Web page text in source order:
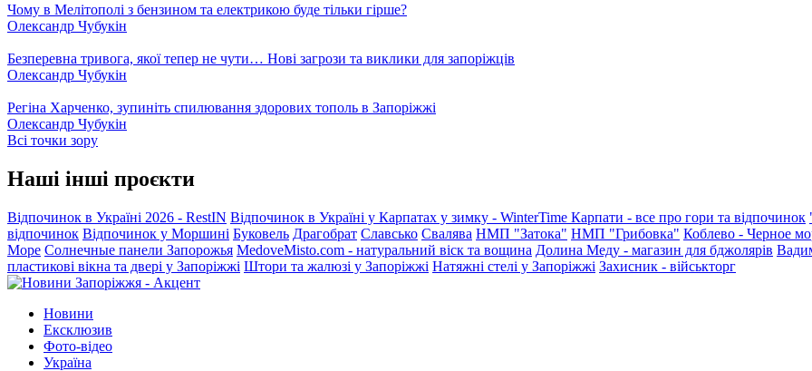
Чому в Мелітополі з бензином та електрикою буде тільки гірше?
Олександр Чубукін
Безперевна тривога, якої тепер не чути… Нові загрози та виклики для запоріжців
Олександр Чубукін
Регіна Харченко, зупиніть спилювання здорових тополь в Запоріжжі
Олександр Чубукін
Всі точки зору
Наші інші проєкти
Відпочинок в Україні 2026 - RestIN Відпочинок в Україні у Карпатах у зимку - WinterTime Карпати - все про гори та відпочинок
відпочинок Відпочинок у Моршині Буковель Драгобрат Славсько Свалява НМП "Затока" НМП "Грибовка" Коблево - Черное
Море Солнечные панели Запорожья MedoveMisto.com - натуральний віск та вощина Долина Меду - магазин для бджолярів
пластикові вікна та двері у Запоріжжі Штори та жалюзі у Запоріжжі Натяжні стелі у Запоріжжі Захисник - військторг
Новини
Ексклюзив
Фото-відео
Україна